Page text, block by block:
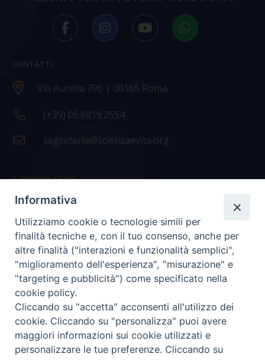
CONTATTI
Via Aurelia 796 | 00165 Roma
(+39) 06.6819.2554
segreteria@scienzaevita.org
IL CENTRO STUDI
La nostra storia
Statuto
Presidenza e ufficio presidenza
Consiglio scientifico
Coordinamento nazionale
Informativa
Utilizziamo cookie o tecnologie simili per
finalità tecniche e, con il tuo consenso, anche per
altre finalità ("interazioni e funzionalità semplici",
"miglioramento dell'esperienza", "misurazione" e
"targeting e pubblicità") come specificato nella
cookie policy.
Cliccando su "accetta" acconsenti all'utilizzo dei
cookie. Cliccando su "personalizza" puoi avere
maggiori informazioni sui cookie utilizzati e
personalizzare le tue preferenze. Cliccando su